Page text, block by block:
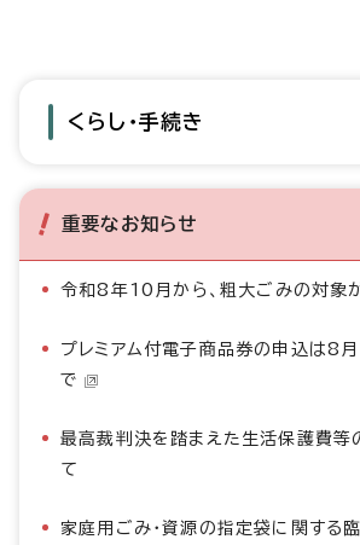
くらし・手続き
重要なお知らせ
令和8年10月から、粗大ごみの対象
プレミアム付電子商品券の申込は8月
で
最高裁判決を踏まえた生活保護費等
て
家庭用ごみ・資源の指定袋に関する